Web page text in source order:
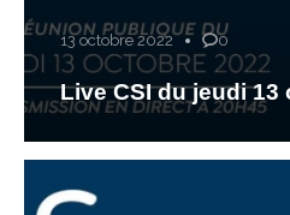
13 octobre 2022 0
Live CSI du jeudi 13